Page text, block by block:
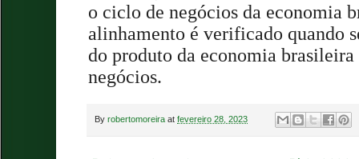
o ciclo de negócios da economia
alinhamento é verificado quando
do produto da economia
negócios.
By robertomoreira at fevereiro 28, 2023